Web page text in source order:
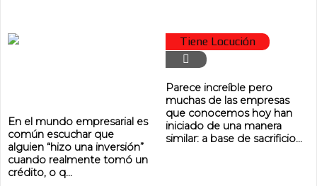
En el mundo empresarial es
común escuchar que
alguien “hizo una inversión”
cuando realmente tomó un
crédito, o q...
Tiene Locución
Parece increíble pero
muchas de las empresas
que conocemos hoy han
iniciado de una manera
similar: a base de sacrificio...